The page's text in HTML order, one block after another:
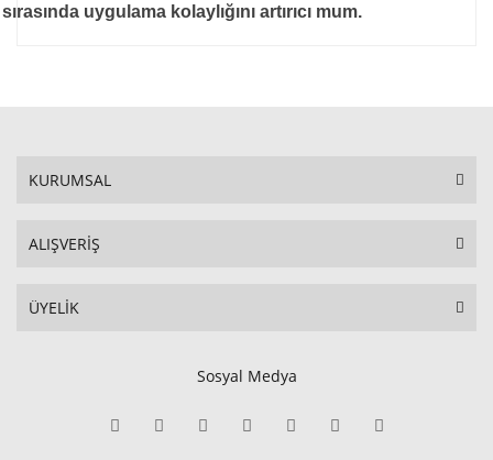
uygulama kolaylığını artırıcı mum.
KURUMSAL
ALIŞVERİŞ
ÜYELİK
Sosyal Medya